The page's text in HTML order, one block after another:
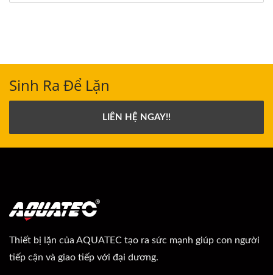
Sinh Ra Để Lặn
LIÊN HỆ NGAY!!
Thiết bị lặn của AQUATEC tạo ra sức mạnh giúp con người
tiếp cận và giao tiếp với đại dương.